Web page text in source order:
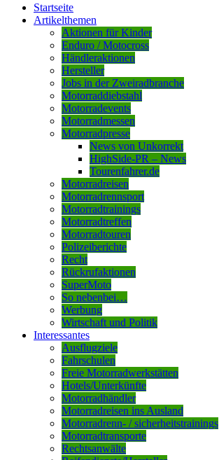
Startseite
Artikelthemen
Aktionen für Kinder
Enduro / Motocross
Händleraktionen
Hersteller
Jobs in der Zweiradbranche
Motorraddiebstahl
Motorradevents
Motorradmessen
Motorradpresse
News von Unkorrekt
HighSide-PR – News
Tourenfahrer.de
Motorradreisen
Motorradrennsport
Motorradtrainings
Motorradtreffen
Motorradtouren
Polizeiberichte
Recht
Rückrufaktionen
SuperMoto
So nebenbei…
Werbung
Wirtschaft und Politik
Interessantes
Ausflugziele
Fahrschulen
Freie Motorradwerkstätten
Hotels/Unterkünfte
Motorradhändler
Motorradreisen ins Ausland
Motorradrenn- / sicherheitstrainings
Motorradtransporte
Rechtsanwälte